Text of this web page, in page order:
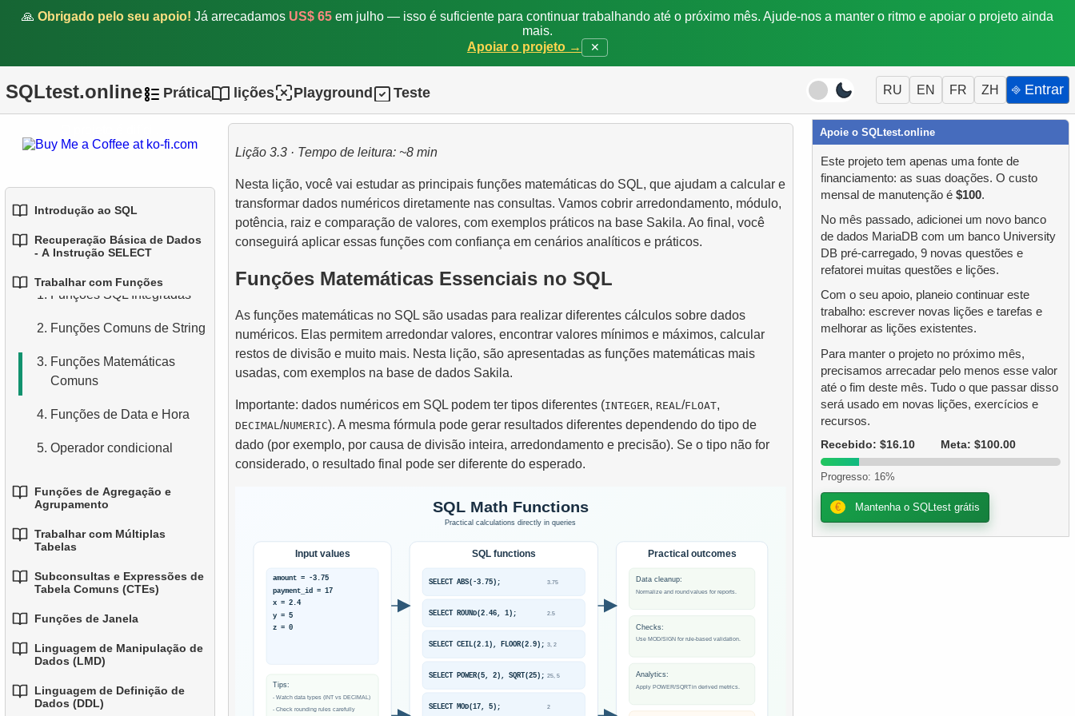
🙏 Obrigado pelo seu apoio! Já arrecadamos US$ 65 em julho — isso é suficiente para continuar trabalhando até o próximo mês. Ajude-nos a manter o ritmo e apoiar o projeto ainda
mais.
Apoiar o projeto →
✕
SQLtest.online Prática lições Playground Teste RU EN FR ZH ⎆ Entrar
Introdução ao SQL
1.Introdução a Bases de
2. Tipos de Bases de Dados
3. Conceitos de Bases de
Tipos de Dados Básicos
5. Entendendo os Valores
Recuperação Básica de Dados
- A Instrução SELECT
1.Selecionando Dados de
Combinando Múltiplas
6.Limitando Resultados com
LIMIT e OFFSET
7.Juntando Tudo: WHERE,
Trabalhar com Funções
1. Funções SQL Integradas
2. Funções Comuns de String
3. Funções Matemáticas
Comuns
4. Funções de Data e Hora
5. Operador condicional
Funções de Agregação e
Agrupamento
1.Funções Básicas de
2.Agrupando Dados
3.Filtrando Dados Agrupados
4.Agregação condicional
5.Agregação avançada
Trabalhar com Múltiplas
Tabelas
1.Fundamentos de JOINs em
Linhas Correspondentes
3.LEFT JOIN - Incluindo
Todos os Registros da
Subconsultas e Expressões de
Tabela Comuns (CTEs)
1.Introdução às
Subconsultas
WHERE
Funções de Janela
1.Funções de Janela
2.Usar ROW_NUMBER,
RANK, DENSE_RANK e
Linguagem de Manipulação de
Dados (LMD)
1.A Instrução INSERT INTO
Linguagem de Definição de
Dados (DDL)
Lição 3.3 · Tempo de leitura: ~8 min
Nesta lição, você vai estudar as principais funções matemáticas do SQL, que ajudam a calcular e
transformar dados numéricos diretamente nas consultas. Vamos cobrir arredondamento, módulo,
potência, raiz e comparação de valores, com exemplos práticos na base Sakila. Ao final, você
conseguirá aplicar essas funções com confiança em cenários analíticos e práticos.
Funções Matemáticas Essenciais no SQL
As funções matemáticas no SQL são usadas para realizar diferentes cálculos sobre dados
numéricos. Elas permitem arredondar valores, encontrar valores mínimos e máximos, calcular
restos de divisão e muito mais. Nesta lição, são apresentadas as funções matemáticas mais
usadas, com exemplos na base de dados Sakila.
Importante: dados numéricos em SQL podem ter tipos diferentes (INTEGER, REAL /FLOAT,
DECIMAL /NUMERIC). A mesma fórmula pode gerar resultados diferentes dependendo do tipo de
dado (por exemplo, por causa de divisão inteira, arredondamento e precisão). Se o tipo não for
considerado, o resultado final pode ser diferente do esperado.
Apoie o SQLtest.online
Este projeto tem apenas uma fonte de
financiamento: as suas doações. O custo
mensal de manutenção é $100.
No mês passado, adicionei um novo banco
de dados MariaDB com um banco University
DB pré-carregado, 9 novas questões e
refatorei muitas questões e lições.
Com o seu apoio, planeio continuar este
trabalho: escrever novas lições e tarefas e
melhorar as lições existentes.
Para manter o projeto no próximo mês,
precisamos arrecadar pelo menos esse valor
até o fim deste mês. Tudo o que passar disso
será usado em novas lições, exercícios e
recursos.
Recebido: $16.10
Meta: $100.00
Progresso: 16%
€ Mantenha o SQLtest grátis